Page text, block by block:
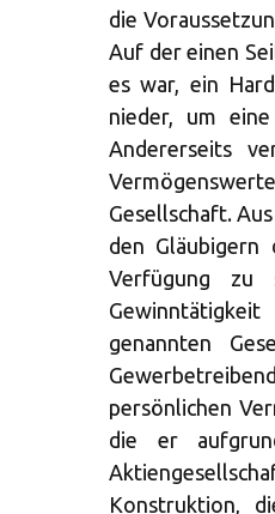
die
Auf der einen
es war, ein
nieder, um
Andererseits
Gesellschaft.
den
Verfügung zu
genannten
persönlichen
die er
Konstruktion,